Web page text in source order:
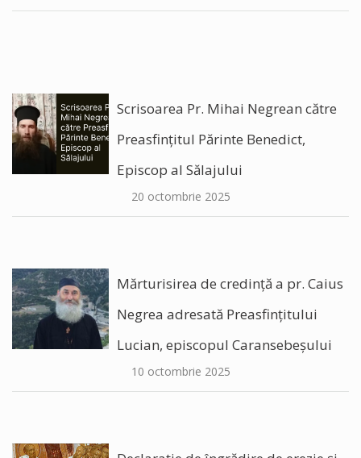
Scrisoarea Pr. Mihai Negrean către
Preasfințitul Părinte Benedict,
Episcop al Sălajului
20 octombrie 2025
Mărturisirea de credință a pr. Caius
Negrea adresată Preasfințitului
Lucian, episcopul Caransebeșului
10 octombrie 2025